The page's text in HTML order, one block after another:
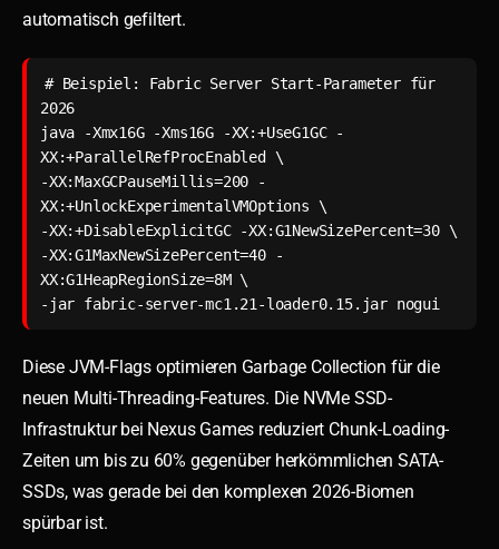
automatisch gefiltert.
# Beispiel: Fabric Server Start-Parameter für
2026
java -Xmx16G -Xms16G -XX:+UseG1GC -
XX:+ParallelRefProcEnabled \
-XX:MaxGCPauseMillis=200 -
XX:+UnlockExperimentalVMOptions \
-XX:+DisableExplicitGC -XX:G1NewSizePercent=30 \
-XX:G1MaxNewSizePercent=40 -
XX:G1HeapRegionSize=8M \
-jar fabric-server-mc1.21-loader0.15.jar nogui
Diese JVM-Flags optimieren Garbage Collection für die
neuen Multi-Threading-Features. Die NVMe SSD-
Infrastruktur bei Nexus Games reduziert Chunk-Loading-
Zeiten um bis zu 60% gegenüber herkömmlichen SATA-
SSDs, was gerade bei den komplexen 2026-Biomen
spürbar ist.